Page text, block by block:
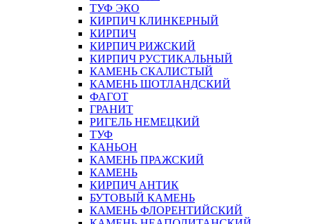
ТУФ ЭКО
КИРПИЧ КЛИНКЕРНЫЙ
КИРПИЧ
КИРПИЧ РИЖСКИЙ
КИРПИЧ РУСТИКАЛЬНЫЙ
КАМЕНЬ СКАЛИСТЫЙ
КАМЕНЬ ШОТЛАНДСКИЙ
ФАГОТ
ГРАНИТ
РИГЕЛЬ НЕМЕЦКИЙ
ТУФ
КАНЬОН
КАМЕНЬ ПРАЖСКИЙ
КАМЕНЬ
КИРПИЧ АНТИК
БУТОВЫЙ КАМЕНЬ
КАМЕНЬ ФЛОРЕНТИЙСКИЙ